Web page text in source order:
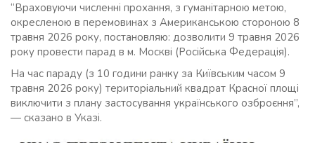
“Враховуючи численні прохання, з гуманітарною метою,
окресленою в перемовинах з Американською стороною 8
травня 2026 року, постановляю: дозволити 9 травня 2026
року провести парад в м. Москві (Російська Федерація).
На час параду (з 10 години ранку за Київським часом 9
травня 2026 року) територіальний квадрат Красної площі
виключити з плану застосування українського озброєння”,
— сказано в Указі.